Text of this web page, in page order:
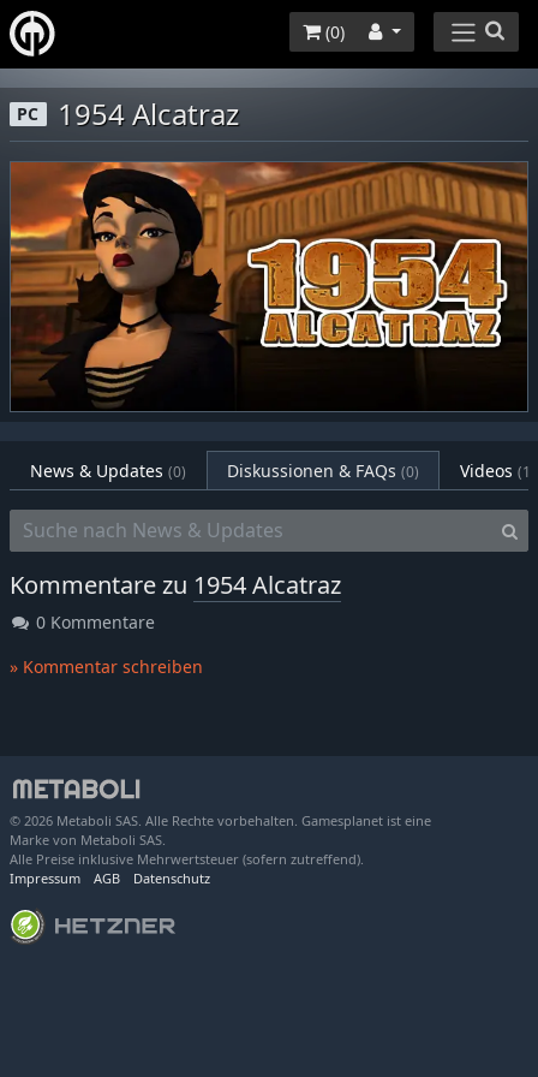
(0)
PC 1954 Alcatraz
News & Updates (0) Diskussionen & FAQs (0) Videos (1)
Kommentare zu 1954 Alcatraz
0 Kommentare
» Kommentar schreiben
© 2026 Metaboli SAS. Alle Rechte vorbehalten. Gamesplanet ist eine
Marke von Metaboli SAS.
Alle Preise inklusive Mehrwertsteuer (sofern zutreffend).
Impressum
AGB Datenschutz